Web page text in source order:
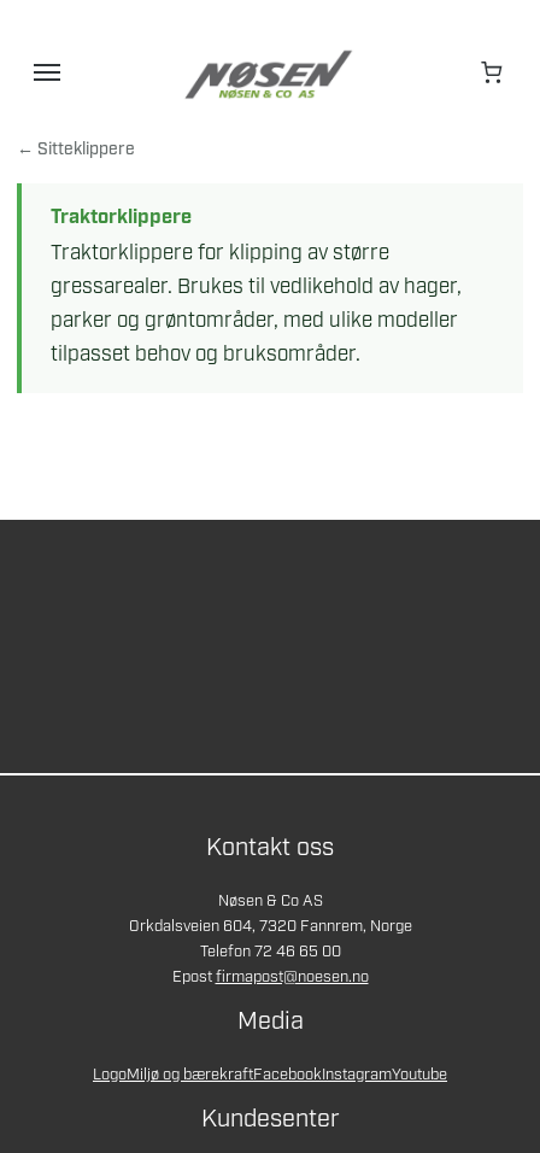
← Sitteklippere
Traktorklippere
Traktorklippere for klipping av større
gressarealer. Brukes til vedlikehold av hager,
parker og grøntområder, med ulike modeller
tilpasset behov og bruksområder.
Kontakt oss
Nøsen & Co AS
Orkdalsveien 604, 7320 Fannrem, Norge
Telefon 72 46 65 00
Epostfirmapost@noesen.no
Media
LogoMiljø og bærekraftFacebookInstagramYoutube
Kundesenter